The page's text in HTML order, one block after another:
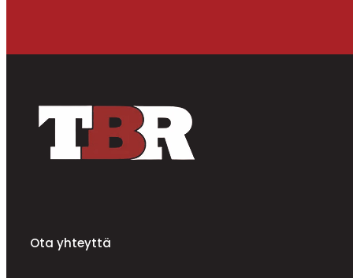
Ota yhteyttä